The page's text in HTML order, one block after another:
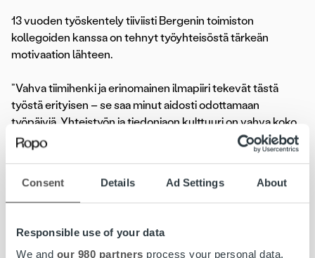
Consent Details Ad Settings About
Responsible use of your data
We and our 980 partners process your personal data,
13 vuoden työskentely tiiviisti Bergenin toimiston
kollegoiden kanssa on tehnyt työyhteisöstä tärkeän
motivaation lähteen.
”Vahva tiimihenki ja erinomainen ilmapiiri tekevät tästä
työstä erityisen – se saa minut aidosti odottamaan
työpäiviä. Yhteistyön ja tiedonjaon kulttuuri on vahva koko
Ropossa Pohjoismaissa, ja täällä Bergenissä monet meistä
ovat työskennelleet yhdessä vuosia, joten tunnemme
solahtaneet joukkoon luontevasti ja tulleet osaksi tiimiä”,
hän sanoo.
Vapaa-ajallaan Frode viettää paljon aikaa perheen kanssa ja